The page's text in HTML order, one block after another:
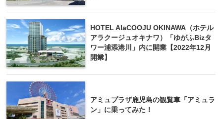
HOTEL AlaCOOJU OKINAWA（ホテル
アラクージュオキナワ）「ゆがふBizタ
ワー浦添港川」内に開業【2022年12月
開業】
アミュプラザ鹿児島の観覧車「アミュラ
ン」に乗ってみた！